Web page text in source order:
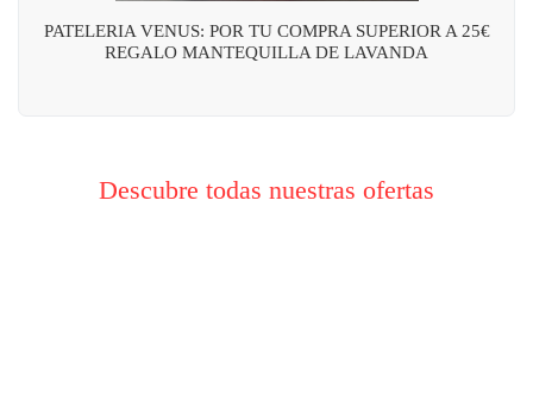
PATELERIA VENUS: POR TU COMPRA SUPERIOR A 25€
REGALO MANTEQUILLA DE LAVANDA
Descubre todas nuestras ofertas